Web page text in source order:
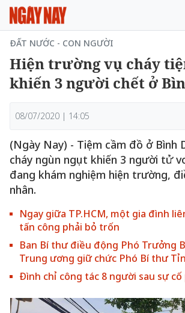
ĐẤT NƯỚC - CON NGƯỜI
Hiện trường vụ cháy
khiến 3 người chết ở
08/07/2020 | 14:05
(Ngày Nay) - Tiệm cầm đồ ở Bình
cháy ngùn ngụt khiến 3 người tử
đang khám nghiệm hiện trường,
nhân.
Ngay giữa TP.HCM, một gia đình
tấn công phải bỏ trốn
Ban Bí thư điều động Phó Trưởng
Trung ương giữ chức Phó Bí thư
Đình chỉ công tác 8 người sau sự